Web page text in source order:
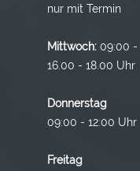
nur mit Termin
Mittwoch: 09:00 -
16.00 - 18.00 Uhr
Donnerstag
09:00 - 12:00
Freitag